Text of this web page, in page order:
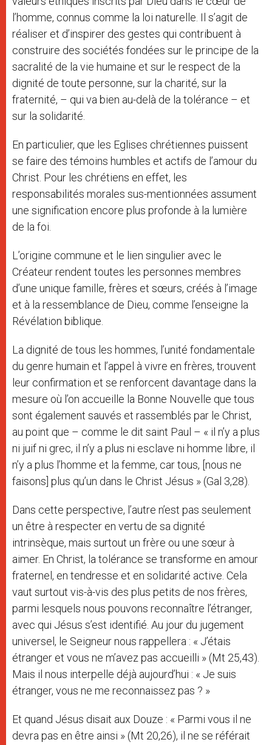
l’homme, connus comme la loi naturelle. Il s’agit de
réaliser et d’inspirer des gestes qui contribuent à
construire des sociétés fondées sur le principe de la
sacralité de la vie humaine et sur le respect de la
dignité de toute personne, sur la charité, sur la
fraternité, – qui va bien au-delà de la tolérance – et
sur la solidarité.
En particulier, que les Eglises chrétiennes puissent
se faire des témoins humbles et actifs de l’amour du
Christ. Pour les chrétiens en effet, les
responsabilités morales sus-mentionnées assument
une signification encore plus profonde à la lumière
de la foi.
L’origine commune et le lien singulier avec le
Créateur rendent toutes les personnes membres
d’une unique famille, frères et sœurs, créés à l’image
et à la ressemblance de Dieu, comme l’enseigne la
Révélation biblique.
La dignité de tous les hommes, l’unité fondamentale
du genre humain et l’appel à vivre en frères, trouvent
leur confirmation et se renforcent davantage dans la
mesure où l’on accueille la Bonne Nouvelle que tous
sont également sauvés et rassemblés par le Christ,
au point que – comme le dit saint Paul – « il n’y a plus
ni juif ni grec, il n’y a plus ni esclave ni homme libre, il
n’y a plus l’homme et la femme, car tous, [nous ne
faisons] plus qu’un dans le Christ Jésus » (Gal 3,28).
Dans cette perspective, l’autre n’est pas seulement
un être à respecter en vertu de sa dignité
intrinsèque, mais surtout un frère ou une sœur à
aimer. En Christ, la tolérance se transforme en amour
fraternel, en tendresse et en solidarité active. Cela
vaut surtout vis-à-vis des plus petits de nos frères,
parmi lesquels nous pouvons reconnaître l’étranger,
avec qui Jésus s’est identifié. Au jour du jugement
universel, le Seigneur nous rappellera : « J’étais
étranger et vous ne m’avez pas accueilli » (Mt 25,43).
Mais il nous interpelle déjà aujourd’hui : « Je suis
étranger, vous ne me reconnaissez pas ? »
Et quand Jésus disait aux Douze : « Parmi vous il ne
devra pas en être ainsi » (Mt 20,26), il ne se référait